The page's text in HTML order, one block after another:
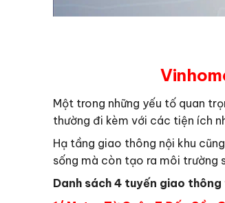
Một trong những yếu tố quan
thường đi kèm với các tiện ích
Hạ tầng giao thông nội khu
sống mà còn tạo ra môi trường
Danh sách 4 tuyến giao